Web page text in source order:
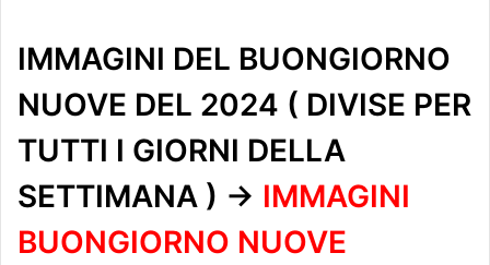
IMMAGINI DEL BUONGIORNO
NUOVE DEL 2024 ( DIVISE PER
TUTTI I GIORNI DELLA
SETTIMANA ) -> IMMAGINI
BUONGIORNO NUOVE